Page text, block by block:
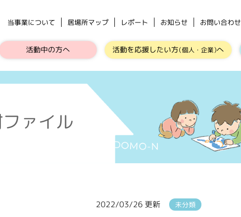
当事業について 居場所マップ レポート お知らせ お問い合わせ
活動中の方へ 活動を応援したい方（個人・企業）へ
ァイル
2022/03/26 更新 未分類